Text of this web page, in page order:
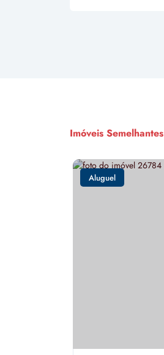
Imóveis Semelhantes
Aluguel